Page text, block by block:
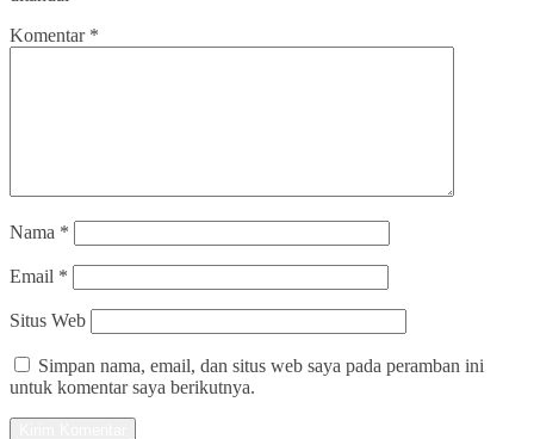
Komentar *
Nama *
Email *
Situs Web
Simpan nama, email, dan situs web saya pada peramban ini
untuk komentar saya berikutnya.